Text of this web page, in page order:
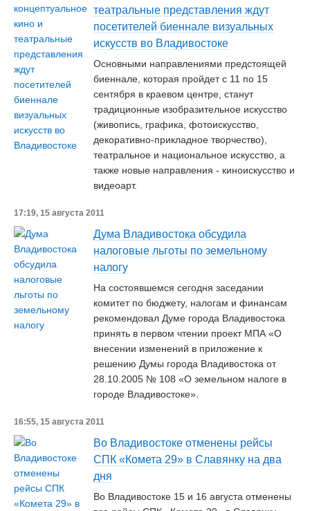
театральные представления ждут
посетителей биеннале визуальных
искусств во Владивостоке
Основными направлениями предстоящей
биеннале, которая пройдет с 11 по 15
сентября в краевом центре, станут
традиционные изобразительное искусство
(живопись, графика, фотоискусство,
декоративно-прикладное творчество),
театральное и национальное искусство, а
также новые направления - киноискусство и
видеоарт.
17:19, 15 августа 2011
Дума Владивостока обсудила
налоговые льготы по земельному
налогу
На состоявшемся сегодня заседании
комитет по бюджету, налогам и финансам
рекомендовал Думе города Владивостока
принять в первом чтении проект МПА «О
внесении изменений в приложение к
решению Думы города Владивостока от
28.10.2005 № 108 «О земельном налоге в
городе Владивостоке».
16:55, 15 августа 2011
Во Владивостоке отменены рейсы
СПК «Комета 29» в Славянку на два
дня
Во Владивостоке 15 и 16 августа отменены